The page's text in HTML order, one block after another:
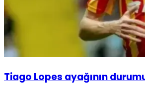
Tiago Lopes ayağının